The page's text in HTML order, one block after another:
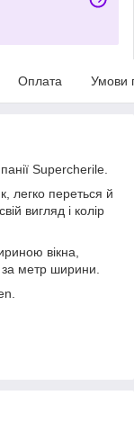
Оплата Умови
Supercherile.
легко переться й
вигляд і колір
вікна,
за метр ширини.